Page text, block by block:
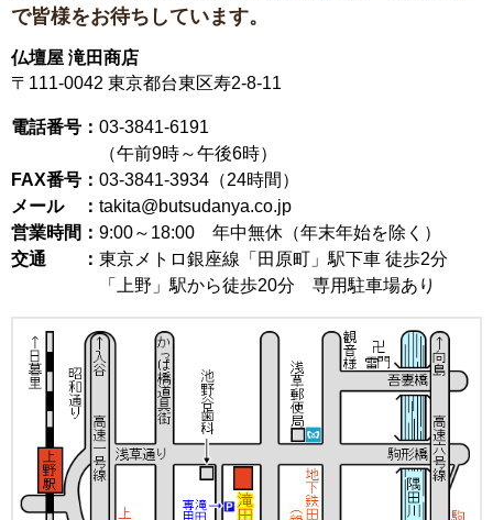
で皆様をお待ちしています。
仏壇屋 滝田商店
〒111-0042 東京都台東区寿2-8-11
電話番号： 03-3841-6191
（午前9時～午後6時）
FAX番号： 03-3841-3934（24時間）
メール ： takita@butsudanya.co.jp
営業時間： 9:00～18:00 年中無休（年末年始を除く）
交通 ： 東京メトロ銀座線「田原町」駅下車 徒歩2分
「上野」駅から徒歩20分 専用駐車場あり